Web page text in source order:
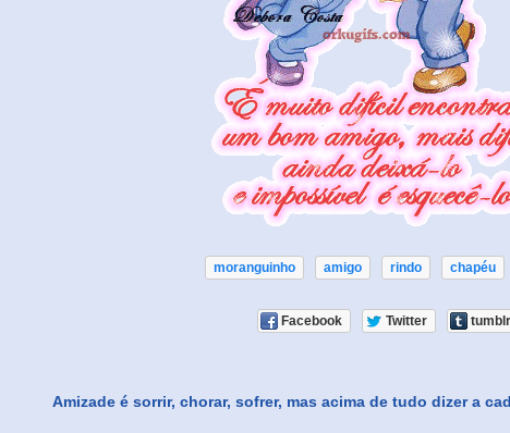
moranguinho amigo rindo chapéu
Facebook Twitter tumblr
Amizade é sorrir, chorar, sofrer, mas acima de tudo dizer a